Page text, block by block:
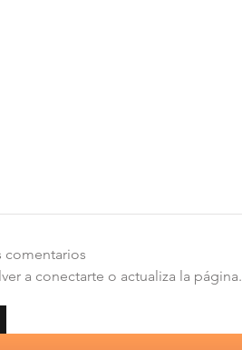
PMGD: Suncast
comentarios
a conectarte o actualiza la página.